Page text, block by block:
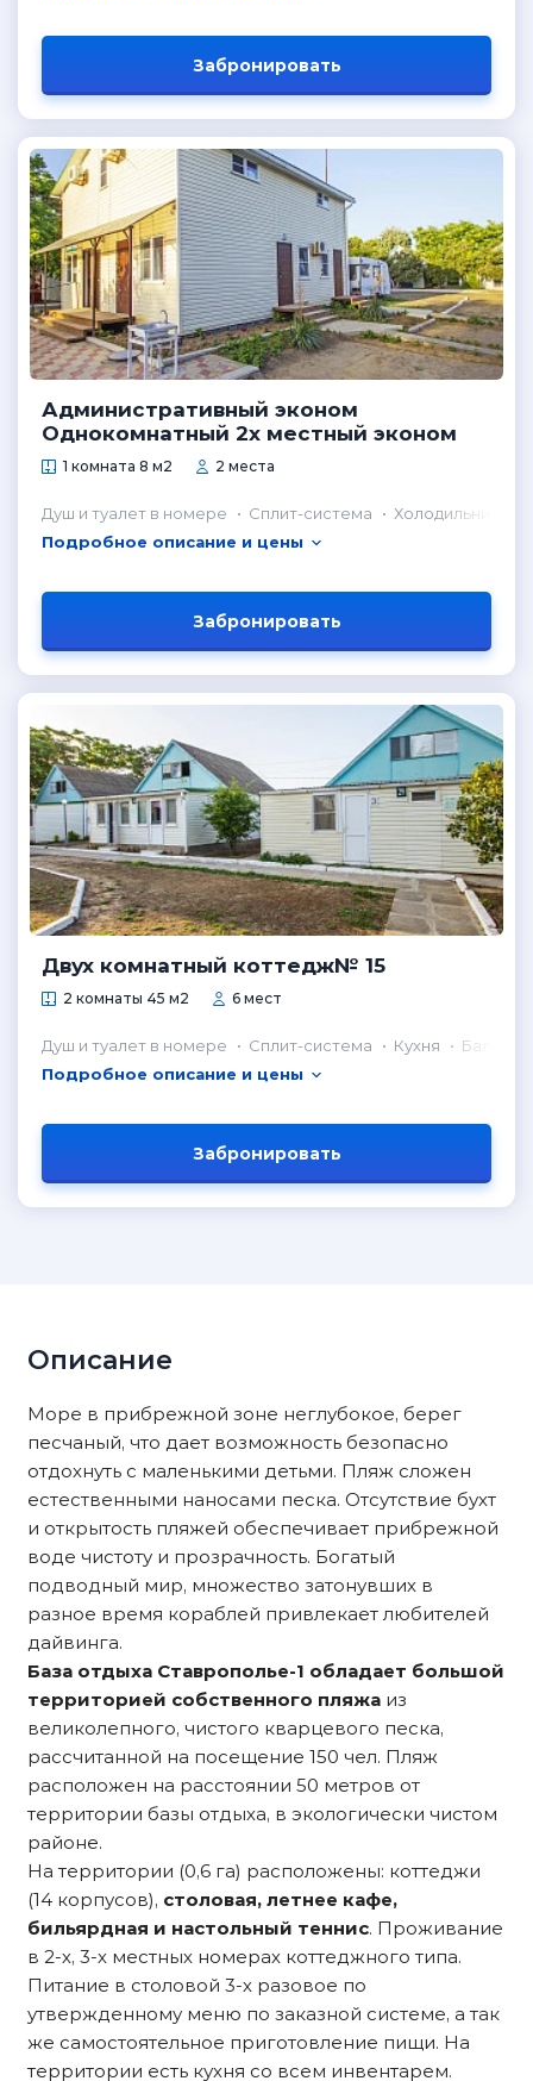
Забронировать
Административный эконом
Однокомнатный 2х местный эконом
1 комната 8 м2 2 места
Душ и туалет в номере Сплит-система
Холодильник в
Подробное описание и цены
Забронировать
Двух комнатный коттедж№ 15
2 комнаты 45 м2 6 мест
Душ и туалет в номере Сплит-система Кухня
Балкон
Подробное описание и цены
Забронировать
Описание
Море в прибрежной зоне неглубокое, берег
песчаный, что дает возможность безопасно
отдохнуть с маленькими детьми. Пляж сложен
естественными наносами песка. Отсутствие бухт
и открытость пляжей обеспечивает прибрежной
воде чистоту и прозрачность. Богатый
подводный мир, множество затонувших в
разное время кораблей привлекает любителей
дайвинга.
База отдыха Ставрополье-1 обладает большой
территорией собственного пляжа из
великолепного, чистого кварцевого песка,
рассчитанной на посещение 150 чел. Пляж
расположен на расстоянии 50 метров от
территории базы отдыха, в экологически чистом
районе.
На территории (0,6 га) расположены: коттеджи
(14 корпусов), столовая, летнее кафе,
бильярдная и настольный теннис. Проживание
в 2-х, 3-х местных номерах коттеджного типа.
Питание в столовой 3-х разовое по
утвержденному меню по заказной системе, а так
же самостоятельное приготовление пищи. На
территории есть кухня со всем инвентарем.